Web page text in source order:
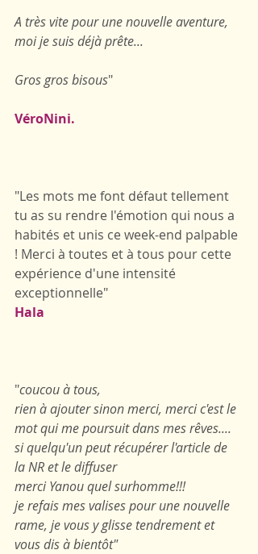
A très vite pour une nouvelle aventure,
moi je suis déjà prête...
Gros gros bisous"
VéroNini.
"Les mots me font défaut tellement
tu as su rendre l'émotion qui nous a
habités et unis ce week-end palpable
! Merci à toutes et à tous pour cette
expérience d'une intensité
exceptionnelle"
Hala
"coucou à tous,
rien à ajouter sinon merci, merci c'est le
mot qui me poursuit dans mes rêves....
si quelqu'un peut récupérer l'article de
la NR et le diffuser
merci Yanou quel surhomme!!!
je refais mes valises pour une nouvelle
rame, je vous y glisse tendrement et
vous dis à bientôt"